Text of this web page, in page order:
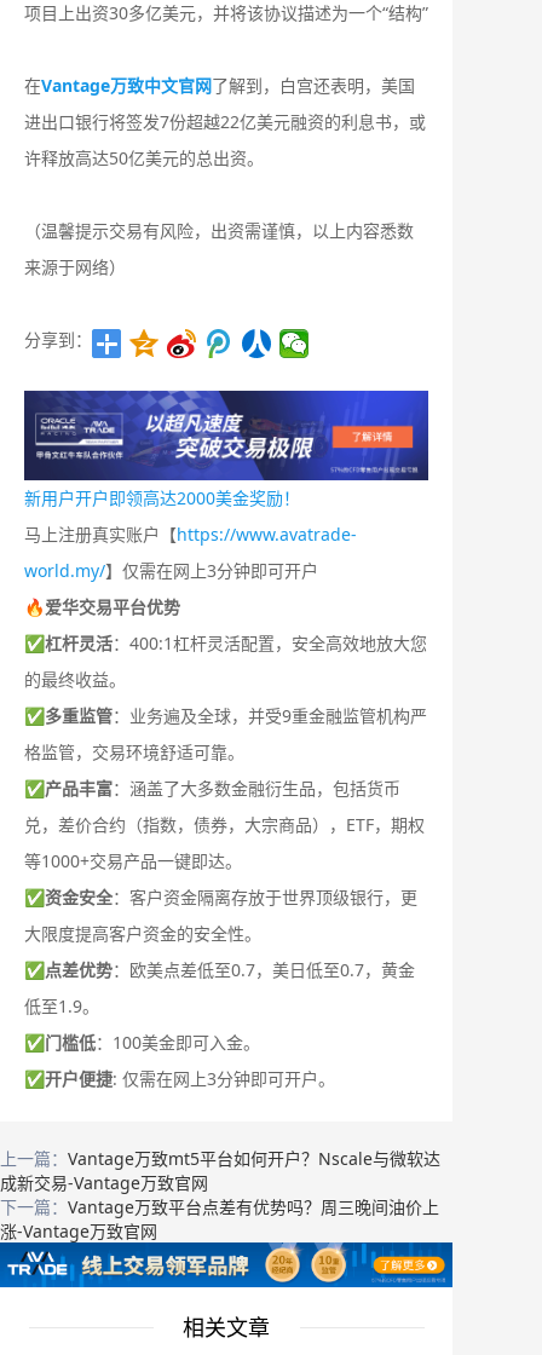
项目上出资30多亿美元，并将该协议描述为一个“结构”
在Vantage万致中文官网了解到，白宫还表明，美国
进出口银行将签发7份超越22亿美元融资的利息书，或
许释放高达50亿美元的总出资。
（温馨提示交易有风险，出资需谨慎，以上内容悉数
来源于网络）
分享到：
新用户开户即领高达2000美金奖励！
马上注册真实账户【https://www.avatrade-
world.my/】仅需在网上3分钟即可开户
🔥爱华交易平台优势
✅杠杆灵活：400:1杠杆灵活配置，安全高效地放大您
的最终收益。
✅多重监管：业务遍及全球，并受9重金融监管机构严
格监管，交易环境舒适可靠。
✅产品丰富：涵盖了大多数金融衍生品，包括货币
兑，差价合约（指数，债券，大宗商品），ETF，期权
等1000+交易产品一键即达。
✅资金安全：客户资金隔离存放于世界顶级银行，更
大限度提高客户资金的安全性。
✅点差优势：欧美点差低至0.7，美日低至0.7，黄金
低至1.9。
✅门槛低：100美金即可入金。
✅开户便捷: 仅需在网上3分钟即可开户。
上一篇： Vantage万致mt5平台如何开户？Nscale与微软达
成新交易-Vantage万致官网
下一篇： Vantage万致平台点差有优势吗？周三晚间油价上
涨-Vantage万致官网
相关文章